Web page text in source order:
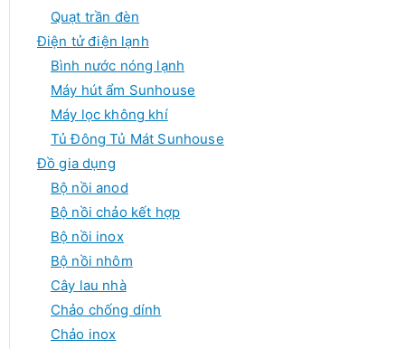
Quạt trần đèn
Điện tử điện lạnh
Bình nước nóng lạnh
Máy hút ẩm Sunhouse
Máy lọc không khí
Tủ Đông Tủ Mát Sunhouse
Đồ gia dụng
Bộ nồi anod
Bộ nồi chảo kết hợp
Bộ nồi inox
Bộ nồi nhôm
Cây lau nhà
Chảo chống dính
Chảo inox